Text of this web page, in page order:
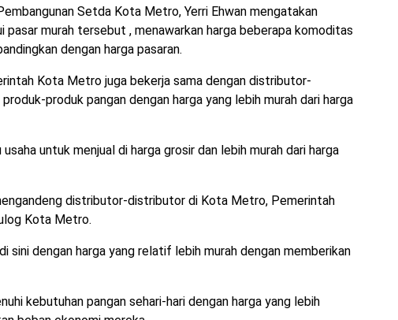
Setda Kota Metro, Yerri Ehwan mengatakan
pasar murah tersebut , menawarkan harga beberapa komoditas
dengan harga pasaran.
Kota Metro juga bekerja sama dengan distributor-
produk pangan dengan harga yang lebih murah dari harga
untuk menjual di harga grosir dan lebih murah dari harga
distributor-distributor di Kota Metro, Pemerintah
Kota Metro.
sini dengan harga yang relatif lebih murah dengan memberikan
kebutuhan pangan sehari-hari dengan harga yang lebih